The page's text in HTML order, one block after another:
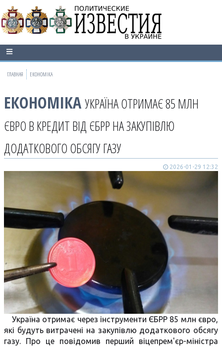
ГЛАВНАЯ ЕКОНОМІКА
ЕКОНОМІКА УКРАЇНА ОТРИМАЄ 85 МЛН
ЄВРО В КРЕДИТ ВІД ЄБРР НА ЗАКУПІВЛЮ
ДОДАТКОВОГО ОБСЯГУ ГАЗУ
2026-01-29 12:32
Україна отримає через інструменти ЄБРР 85 млн євро,
які будуть витрачені на закупівлю додаткового обсягу
газу. Про це повідомив перший віцепрем'єр-міністра